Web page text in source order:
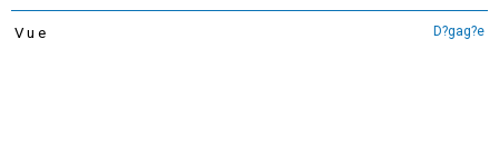
Vue D?gag?e